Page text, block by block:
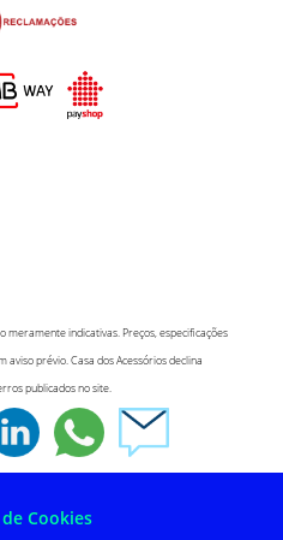
indicativas. Preços, especificações
prévio. Casa dos Acessórios declina
publicados no site.
Cookies